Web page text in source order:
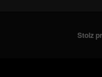
Stolz